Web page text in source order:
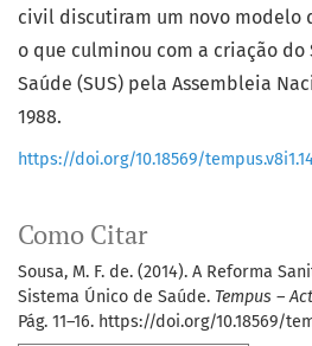
Como Citar
Sousa, M. F. de. (2014). A Reforma
Sistema Único de Saúde. Tempus –
Pág. 11–16. https://doi.org/10.18569/
civil discutiram um novo modelo
o que culminou com a criação do
Saúde (SUS) pela Assembleia
1988.
https://doi.org/10.18569/